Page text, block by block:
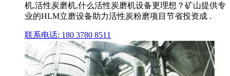
机,活性炭磨机,什么活性炭磨机设备更理想？矿山提供专
业的HLM立磨设备助力活性炭粉磨项目节省投资成 .
联系电话: 180 3780 8511